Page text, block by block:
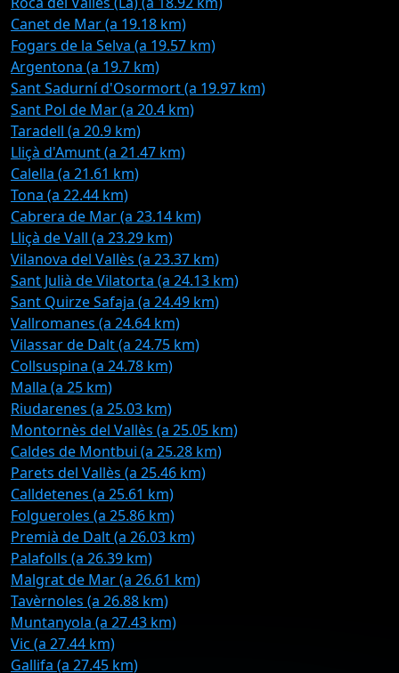
Canet de Mar (a 19.18 km)
Fogars de la Selva (a 19.57 km)
Argentona (a 19.7 km)
Sant Sadurní d'Osormort (a 19.97 km)
Sant Pol de Mar (a 20.4 km)
Taradell (a 20.9 km)
Lliçà d'Amunt (a 21.47 km)
Calella (a 21.61 km)
Tona (a 22.44 km)
Cabrera de Mar (a 23.14 km)
Lliçà de Vall (a 23.29 km)
Vilanova del Vallès (a 23.37 km)
Sant Julià de Vilatorta (a 24.13 km)
Sant Quirze Safaja (a 24.49 km)
Vallromanes (a 24.64 km)
Vilassar de Dalt (a 24.75 km)
Collsuspina (a 24.78 km)
Malla (a 25 km)
Riudarenes (a 25.03 km)
Montornès del Vallès (a 25.05 km)
Caldes de Montbui (a 25.28 km)
Parets del Vallès (a 25.46 km)
Calldetenes (a 25.61 km)
Folgueroles (a 25.86 km)
Premià de Dalt (a 26.03 km)
Palafolls (a 26.39 km)
Malgrat de Mar (a 26.61 km)
Tavèrnoles (a 26.88 km)
Muntanyola (a 27.43 km)
Vic (a 27.44 km)
Gallifa (a 27.45 km)